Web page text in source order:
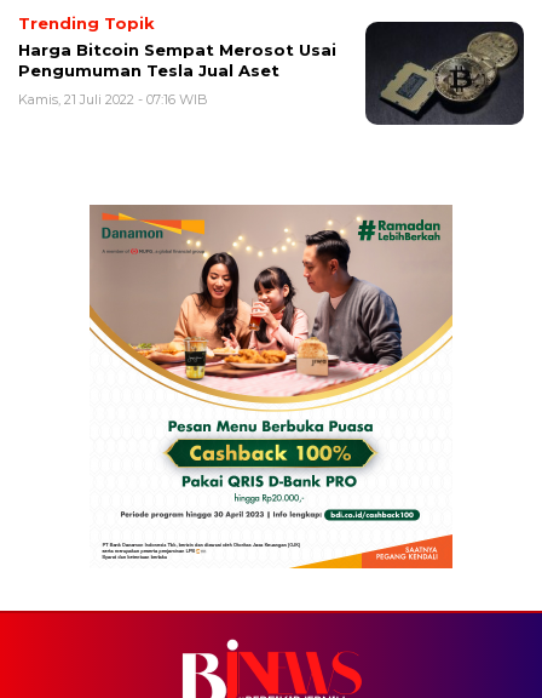
Trending Topik
Harga Bitcoin Sempat Merosot Usai
Pengumuman Tesla Jual Aset
Kamis, 21 Juli 2022 - 07:16 WIB